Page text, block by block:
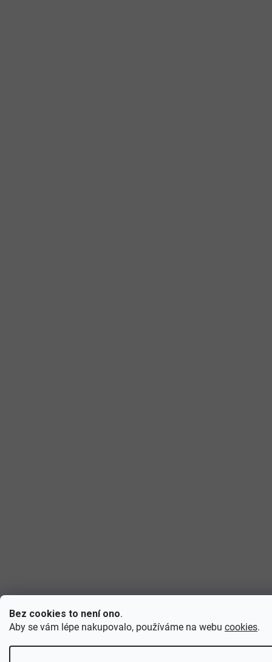
Bez cookies to není ono.
Aby se vám lépe nakupovalo, používáme na webu cookies.